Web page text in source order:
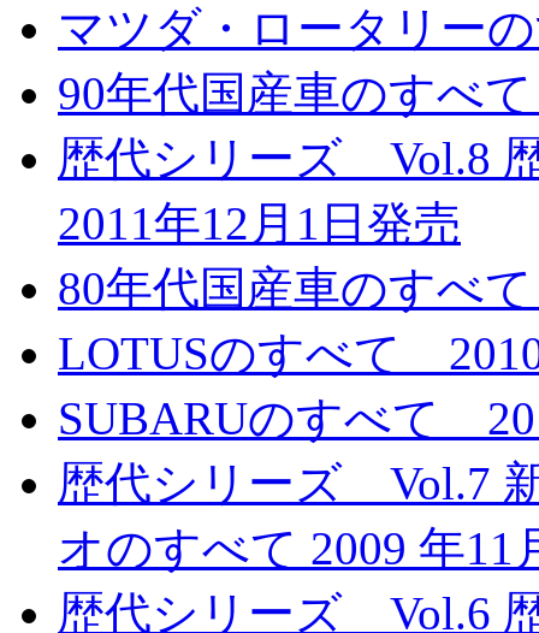
マツダ・ロータリー
90年代国産車のすべ
歴代シリーズ Vol.8
2011年12月1日発売
80年代国産車のすべ
LOTUSのすべて
SUBARUのすべて
歴代シリーズ Vol.7
オのすべて 2009 年11
歴代シリーズ Vol.6